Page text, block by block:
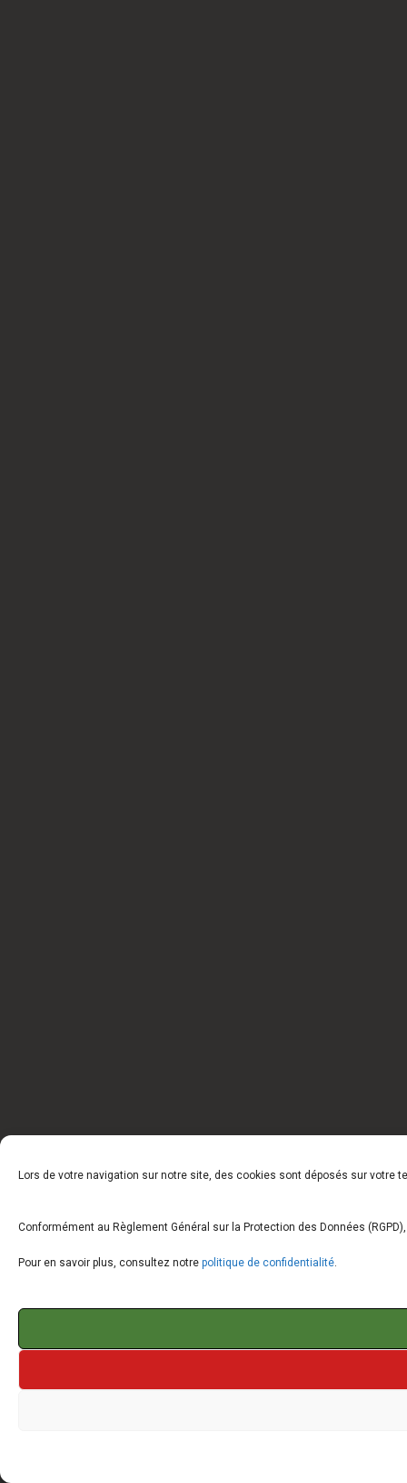
Lors de votre navigation sur notre site, des cookies sont déposés sur votre
Conformément au Règlement Général sur la Protection des Données
Pour en savoir plus, consultez notre politique de confidentialité.